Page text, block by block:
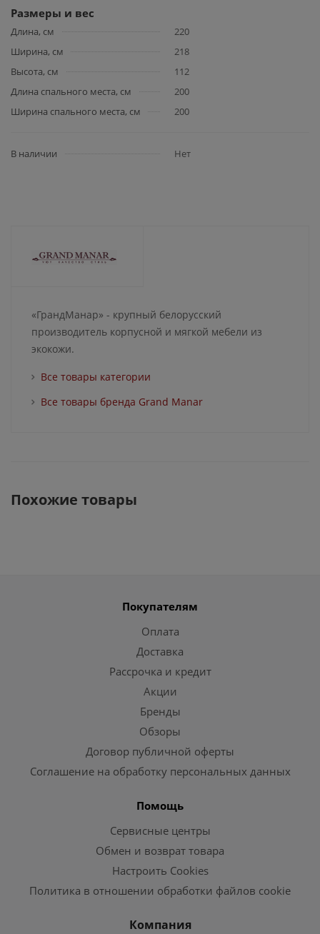
Размеры и вес
Длина, см
220
Ширина, см
218
Высота, см
112
Длина спального места, см
200
Ширина спального места, см
200
В наличии Нет
«ГрандМанар» - крупный белорусский
производитель корпусной и мягкой мебели из
экокожи.
Все товары категории
Все товары бренда Grand Manar
Похожие товары
Покупателям
Оплата
Доставка
Рассрочка и кредит
Акции
Бренды
Обзоры
Договор публичной оферты
Соглашение на обработку персональных данных
Помощь
Сервисные центры
Обмен и возврат товара
Настроить Cookies
Политика в отношении обработки файлов cookie
Компания